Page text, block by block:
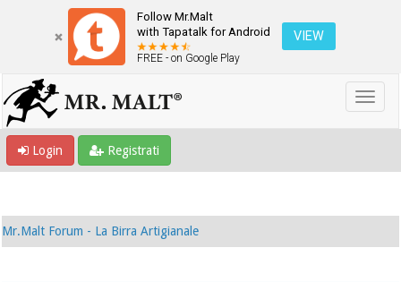
Follow Mr.Malt
with Tapatalk for Android
FREE - on Google Play
VIEW
Login Registrati
Mr.Malt Forum - La Birra Artigianale